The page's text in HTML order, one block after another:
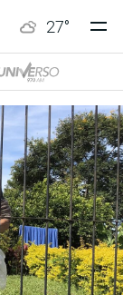
27°